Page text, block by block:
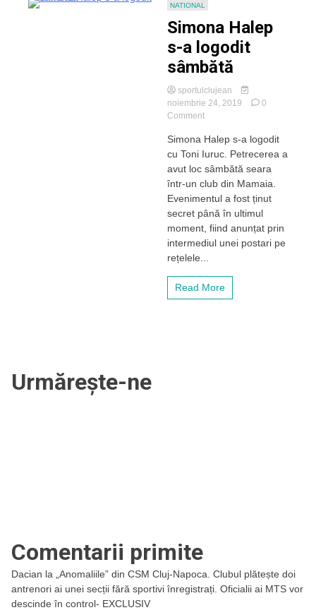
NATIONAL
Simona Halep
s-a logodit
sâmbătă
sportulclujean
noiembrie 24, 2019
0
Commenton
Halep
s-
a
logodit
Simona Halep s-a logodit
cu Toni Iuruc. Petrecerea a
avut loc sâmbătă seara
într-un club din Mamaia.
Evenimentul a fost ținut
secret până în ultimul
moment, fiind anunțat prin
intermediul unei postari pe
rețelele...
Read More
Urmărește-ne
Comentarii primite
Dacian la
„Anomaliile” din CSM Cluj-Napoca. Clubul plătește doi
antrenori ai unei secții fără sportivi înregistrați. Oficialii ai MTS vor
descinde în control- EXCLUSIV